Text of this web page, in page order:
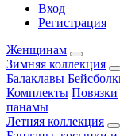
Вход
Регистрация
Женщинам
Зимняя коллекция
Балаклавы
Комплекты Повязки
панамы
Летняя коллекция